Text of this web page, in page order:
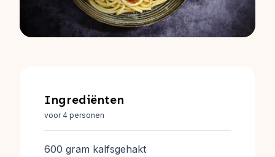
Ingrediënten
voor 4 personen
600 gram kalfsgehakt